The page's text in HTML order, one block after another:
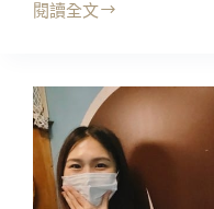
閱讀全文
台
室
逃
脫
心
得
｜